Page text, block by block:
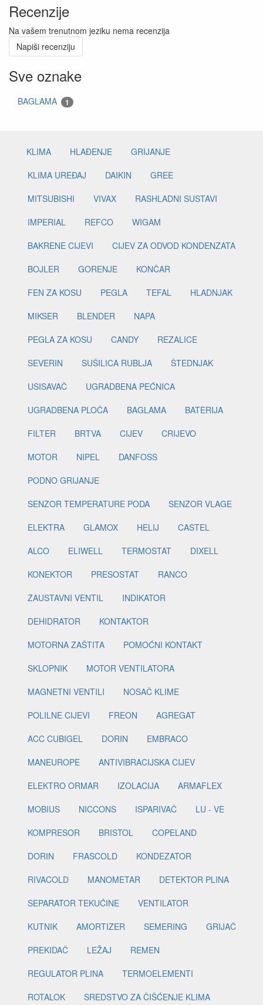
Recenzije
Na vašem trenutnom jeziku nema recenzija
Napiši recenziju
Sve oznake
BAGLAMA 1
KLIMA HLAĐENJE
GRIJANJE
KLIMA UREĐAJ
DAIKIN
GREE
MITSUBISHI
VIVAX
RASHLADNI SUSTAVI
IMPERIAL
REFCO
WIGAM
BAKRENE CIJEVI
CIJEV ZA ODVOD KONDENZATA
BOJLER
GORENJE
KONČAR
FEN ZA KOSU
PEGLA TEFAL
HLADNJAK
MIKSER
BLENDER
NAPA
PEGLA ZA KOSU
CANDY
REZALICE
SEVERIN
SUŠILICA RUBLJA
ŠTEDNJAK
USISAVAČ
UGRADBENA PEĆNICA
UGRADBENA PLOČA
BAGLAMA
BATERIJA
FILTER
BRTVA CIJEV
CRIJEVO
MOTOR
NIPEL
DANFOSS
PODNO GRIJANJE
SENZOR TEMPERATURE PODA
SENZOR VLAGE
ELEKTRA
GLAMOX HELIJ
CASTEL
ALCO
ELIWELL TERMOSTAT
DIXELL
KONEKTOR
PRESOSTAT
RANCO
ZAUSTAVNI VENTIL
INDIKATOR
DEHIDRATOR
KONTAKTOR
MOTORNA ZAŠTITA
POMOĆNI KONTAKT
SKLOPNIK
MOTOR VENTILATORA
MAGNETNI VENTILI
NOSAČ KLIME
POLILNE CIJEVI
FREON
AGREGAT
ACC CUBIGEL
DORIN
EMBRACO
MANEUROPE
ANTIVIBRACIJSKA CIJEV
ELEKTRO ORMAR
IZOLACIJA
ARMAFLEX
MOBIUS
NICCONS ISPARIVAČ
LU - VE
KOMPRESOR
BRISTOL
COPELAND
DORIN
FRASCOLD
KONDEZATOR
RIVACOLD
MANOMETAR
DETEKTOR PLINA
SEPARATOR TEKUĆINE
VENTILATOR
KUTNIK
AMORTIZER SEMERING
GRIJAČ
PREKIDAČ
LEŽAJ
REMEN
REGULATOR PLINA
TERMOELEMENTI
ROTALOK
SREDSTVO ZA ČIŠĆENJE KLIMA